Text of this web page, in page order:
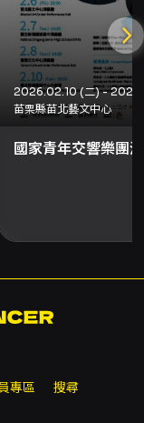
並於2023年創
interpreter
and has
and
French
as
Philharmonic
he has
of
苗栗縣苗北藝文中心
國家青年交響樂團
專區 搜尋